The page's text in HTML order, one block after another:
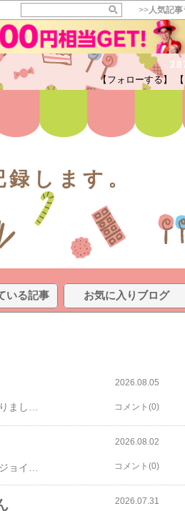
>>人気記
【フォローする】
します。
いる記事 お気に入りブログ
2026.08.05
コメント(0)
2026.08.02
コメント(0)
2026.07.31